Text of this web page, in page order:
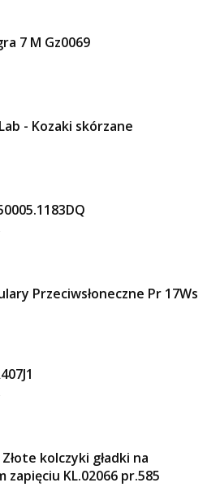
7 M Gz0069
- Kozaki skórzane
Przeciwsłoneczne Pr 17Ws
Złote kolczyki gładki na
zapięciu KL.02066 pr.585